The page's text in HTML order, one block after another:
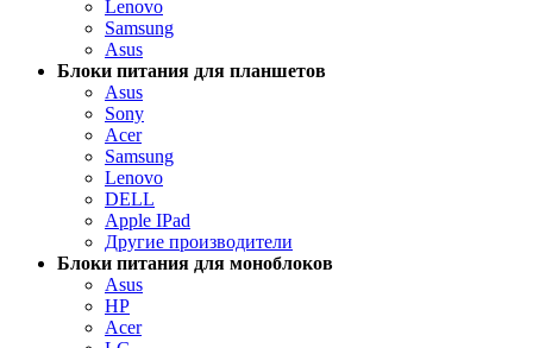
Lenovo
Samsung
Asus
Блоки питания для планшетов
Asus
Sony
Acer
Samsung
Lenovo
DELL
Apple IPad
Другие производители
Блоки питания для моноблоков
Asus
HP
Acer